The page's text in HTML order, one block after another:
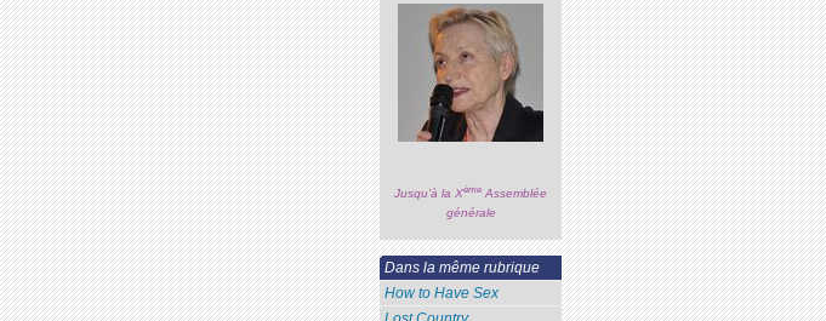
Jusqu’à la Xème Assemblée
générale
Dans la même rubrique
How to Have Sex